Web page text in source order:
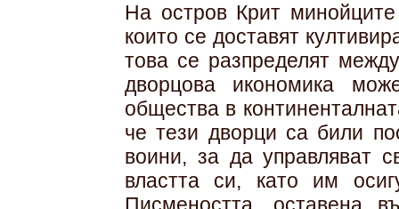
На остров Крит
които се доставят
това се разпределят
дворцова икономика
общества в
че тези дворци са били
воини, за да управляват
властта си, като им